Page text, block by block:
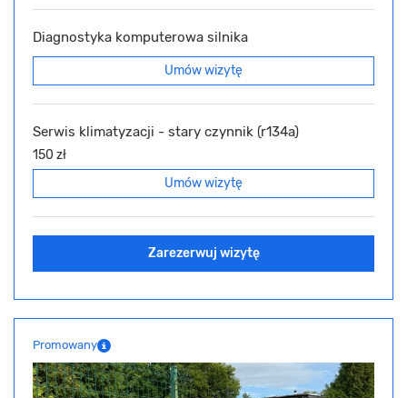
Diagnostyka komputerowa silnika
Umów wizytę
Serwis klimatyzacji - stary czynnik (r134a)
150 zł
Umów wizytę
Zarezerwuj wizytę
Promowany